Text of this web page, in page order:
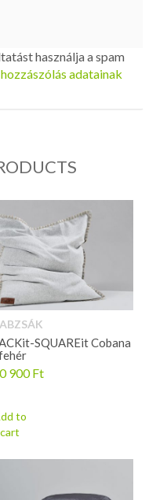
használja a spam
adatainak
SQUAREit Cobana
900Ft
to
cart